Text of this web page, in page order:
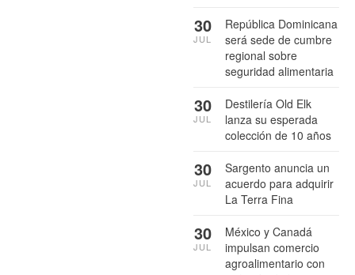
República Dominicana
será sede de cumbre
regional sobre
seguridad alimentaria
30
JUL
Destilería Old Elk
lanza su esperada
colección de 10 años
30
JUL
Sargento anuncia un
acuerdo para adquirir
La Terra Fina
30
JUL
México y Canadá
impulsan comercio
agroalimentario con
30
JUL